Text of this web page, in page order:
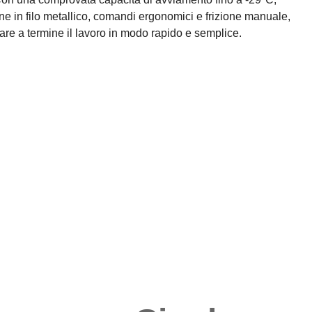
in filo metallico, comandi ergonomici e frizione manuale,
a termine il lavoro in modo rapido e semplice.